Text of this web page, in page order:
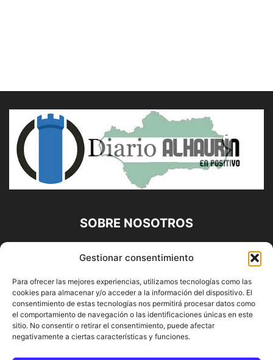
Gestionar consentimiento
Para ofrecer las mejores experiencias, utilizamos tecnologías como las
cookies para almacenar y/o acceder a la información del dispositivo. El
consentimiento de estas tecnologías nos permitirá procesar datos como
el comportamiento de navegación o las identificaciones únicas en este
sitio. No consentir o retirar el consentimiento, puede afectar
negativamente a ciertas características y funciones.
SOBRE NOSOTROS
Diario Alhaurín (www.alhaurindelatorre.com) Propiedad de
Francisco E. López López | 639 95 71 95 | Noticias de
Alhaurín de la Torre, Málaga y Provincia|
Contáctanos:info@alhaurindelatorre.com
SÍGUENOS